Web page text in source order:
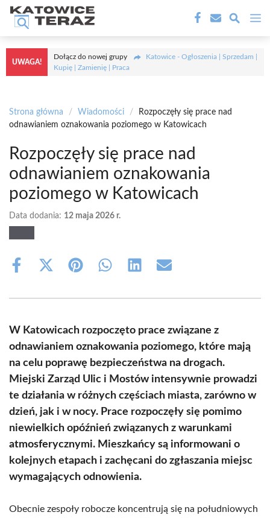
Przejdź
treści
UWAGA!
Dołącz do nowej grupy
Katowice - Ogłoszenia | Sprzedam |
Kupię | Zamienię | Praca
Strona główna / Wiadomości /
Rozpoczęły się prace nad
odnawianiem oznakowania poziomego w Katowicach
Rozpoczęły się prace nad
odnawianiem oznakowania
poziomego w Katowicach
Data dodania: 12 maja 2026 r.
Share
Share
(Twitter)
Share Share Share Share
W Katowicach rozpoczęto prace związane z
odnawianiem oznakowania poziomego, które mają
na celu poprawę bezpieczeństwa na drogach.
Miejski Zarząd Ulic i Mostów intensywnie prowadzi
te działania w różnych częściach miasta, zarówno w
dzień, jak i w nocy. Prace rozpoczęły się pomimo
niewielkich opóźnień związanych z warunkami
atmosferycznymi. Mieszkańcy są informowani o
kolejnych etapach i zachęcani do zgłaszania miejsc
wymagających odnowienia.
Obecnie zespoły robocze koncentrują się na południowych